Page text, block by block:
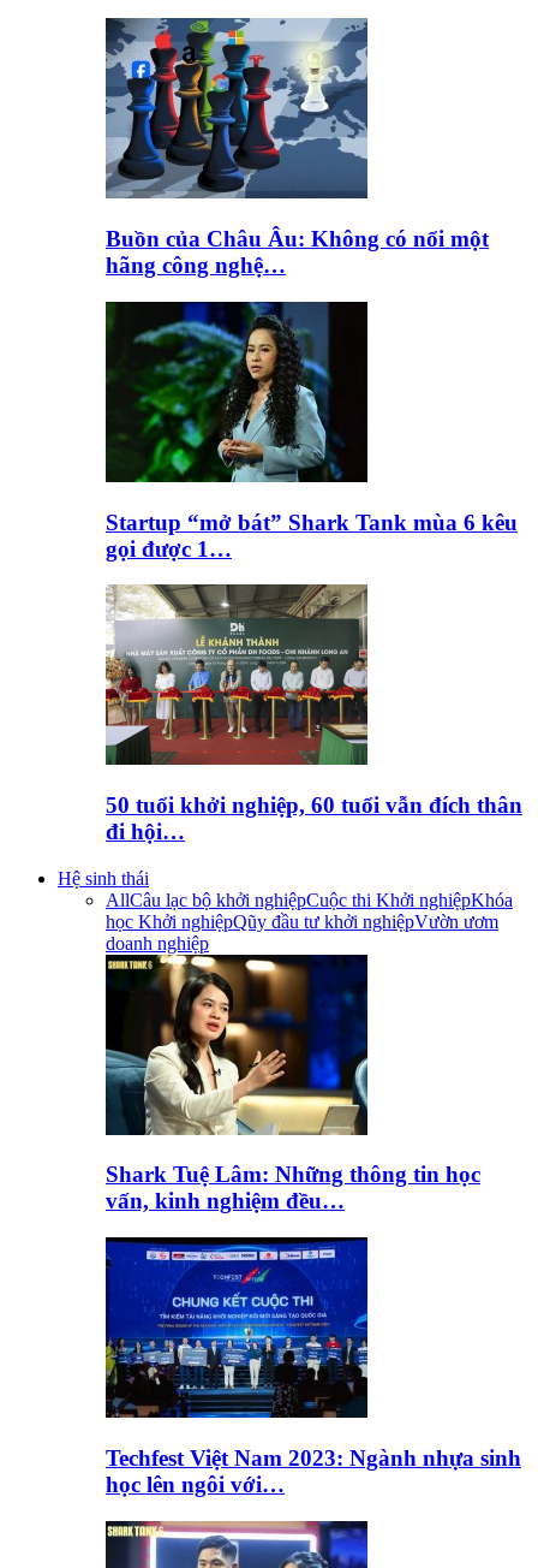
Buồn của Châu Âu: Không có nổi một
hãng công nghệ…
Startup “mở bát” Shark Tank mùa 6 kêu
gọi được 1…
50 tuổi khởi nghiệp, 60 tuổi vẫn đích thân
đi hội…
Hệ sinh thái
AllCâu lạc bộ khởi nghiệpCuộc thi Khởi nghiệpKhóa
học Khởi nghiệpQũy đầu tư khởi nghiệpVườn ươm
doanh nghiệp
Shark Tuệ Lâm: Những thông tin học
vấn, kinh nghiệm đều…
Techfest Việt Nam 2023: Ngành nhựa sinh
học lên ngôi với…